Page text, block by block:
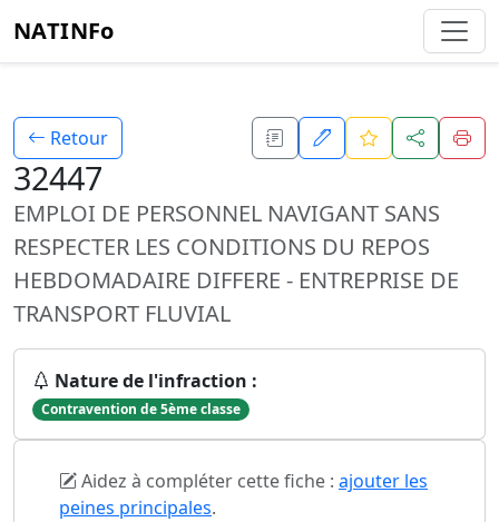
NATINFo
Retour
32447
EMPLOI DE PERSONNEL NAVIGANT SANS
RESPECTER LES CONDITIONS DU REPOS
HEBDOMADAIRE DIFFERE - ENTREPRISE DE
TRANSPORT FLUVIAL
Nature de l'infraction :
Contravention de 5ème classe
Aidez à compléter cette fiche : ajouter les
peines principales.